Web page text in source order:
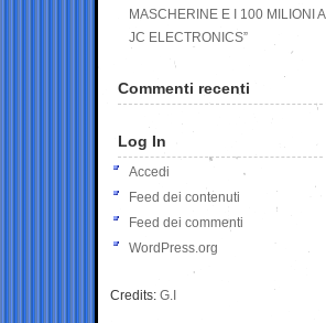
MASCHERINE E I 100 MILIONI A
JC ELECTRONICS”
Commenti recenti
Log In
Accedi
Feed dei contenuti
Feed dei commenti
WordPress.org
Credits: G.I